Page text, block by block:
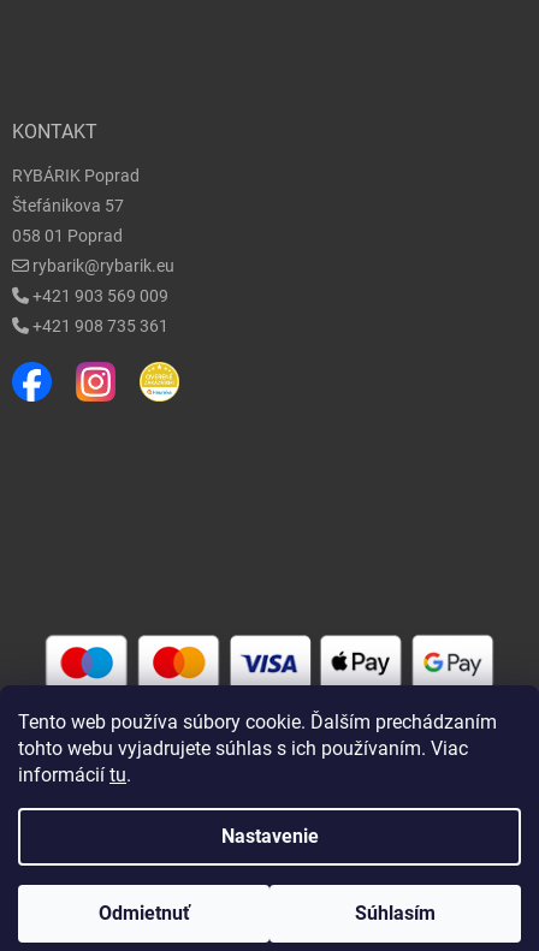
Tento web používa súbory cookie. Ďalším prechádzaním
tohto webu vyjadrujete súhlas s ich používaním. Viac
informácií tu.
Nastavenie
Odmietnuť Súhlasím
KONTAKT
RYBÁRIK Poprad
Štefánikova 57
058 01 Poprad
rybarik@rybarik.eu
+421 903 569 009
+421 908 735 361
Rybárik eu - rybárske potreby
vyhradené.
Upraviť nastavenie cookies